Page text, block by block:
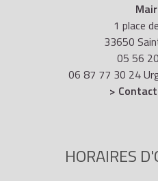
1 place
33650
05 56
06 87 77 30 24
>
HORAIRES